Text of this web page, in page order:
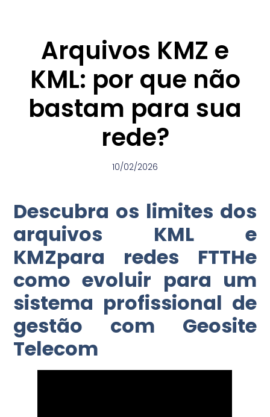
Arquivos KMZ e
KML: por que não
bastam para sua
rede?
10/02/2026
Descubra os limites dos
arquivos KML e
KMZpara redes FTTHe
como evoluir para um
sistema profissional de
gestão com Geosite
Telecom